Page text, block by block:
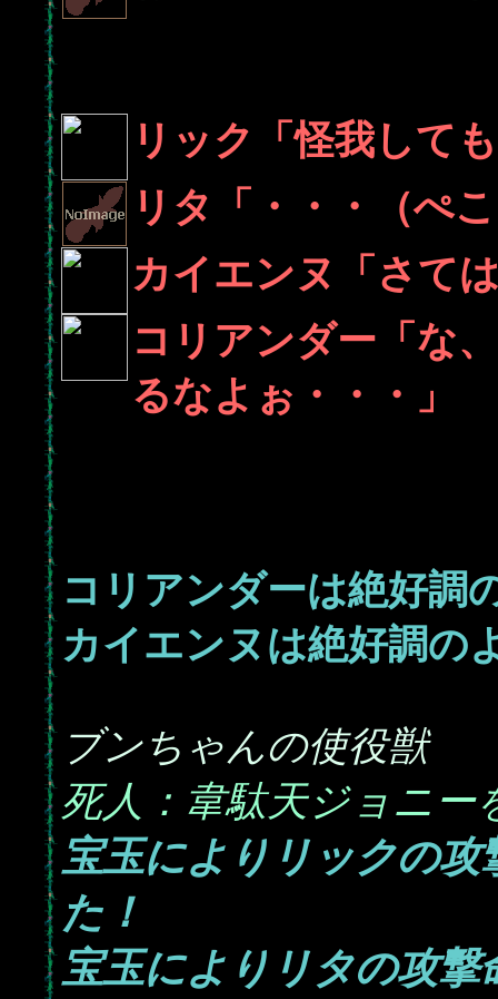
リック「怪我して
リタ「・・・（ぺ
カイエンヌ「さて
コリアンダー「な
るなよぉ・・・」
コリアンダーは絶好調
カイエンヌは絶好調の
ブンちゃんの使役獣
死人：韋駄天ジョニー
宝玉によりリックの
た！
宝玉によりリタの攻